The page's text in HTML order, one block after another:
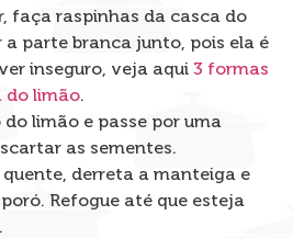
faça raspinhas da casca do
a parte branca junto, pois ela é
inseguro, veja aqui 3 formas
do limão.
do limão e passe por uma
as sementes.
derreta a manteiga e
Refogue até que esteja